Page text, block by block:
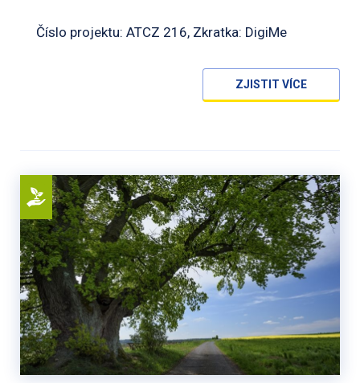
Číslo projektu: ATCZ 216, Zkratka: DigiMe
ZJISTIT VÍCE